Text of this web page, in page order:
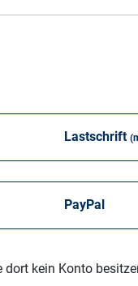
Lastschrift
PayPal
kein Konto